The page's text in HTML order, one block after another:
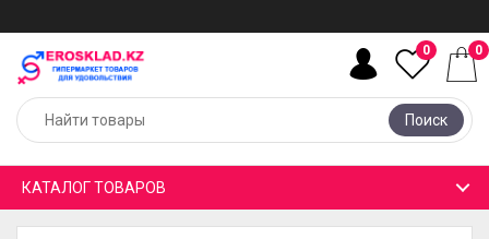
Поиск
0 0
КАТАЛОГ ТОВАРОВ